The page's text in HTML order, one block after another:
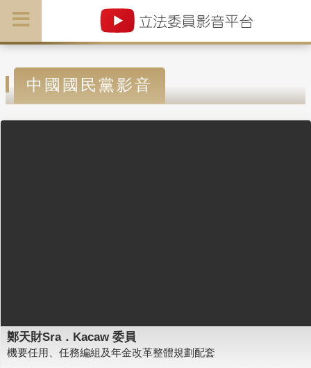
中國國民黨影音
鄭天財Sra．Kacaw 委員
機要任用、任務編組及年金改革整體規劃配套